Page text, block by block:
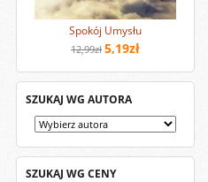
Spokój Umysłu
12,99zł 5,19zł
SZUKAJ WG AUTORA
SZUKAJ WG CENY